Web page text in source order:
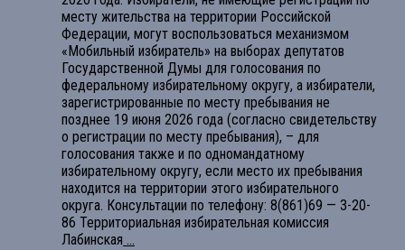
месту жительства на территории Российской
Федерации, могут воспользоваться механизмом
«Мобильный избиратель» на выборах депутатов
Государственной Думы для голосования по
федеральному избирательному округу, а избиратели,
зарегистрированные по месту пребывания не
позднее 19 июня 2026 года (согласно свидетельству
о регистрации по месту пребывания), – для
голосования также и по одномандатному
избирательному округу, если место их пребывания
находится на территории этого избирательного
округа. Консультации по телефону: 8(861)69 — 3-20-
86 Территориальная избирательная комиссия
Лабинская ...